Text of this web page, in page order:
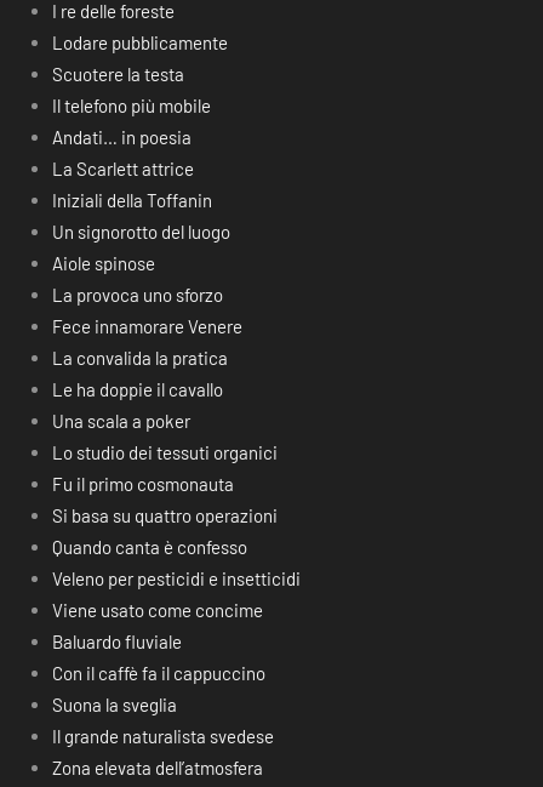
I re delle foreste
Lodare pubblicamente
Scuotere la testa
Il telefono più mobile
Andati… in poesia
La Scarlett attrice
Iniziali della Toffanin
Un signorotto del luogo
Aiole spinose
La provoca uno sforzo
Fece innamorare Venere
La convalida la pratica
Le ha doppie il cavallo
Una scala a poker
Lo studio dei tessuti organici
Fu il primo cosmonauta
Si basa su quattro operazioni
Quando canta è confesso
Veleno per pesticidi e insetticidi
Viene usato come concime
Baluardo fluviale
Con il caffè fa il cappuccino
Suona la sveglia
Il grande naturalista svedese
Zona elevata dell’atmosfera